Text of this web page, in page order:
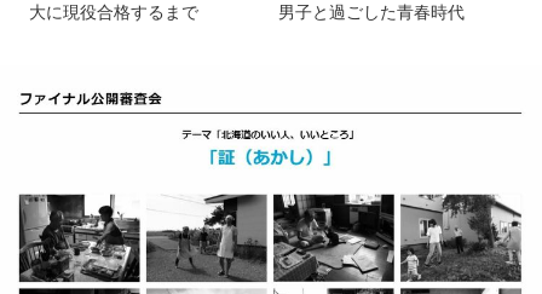
大に現役合格するまで
男子と過ごした青春時代